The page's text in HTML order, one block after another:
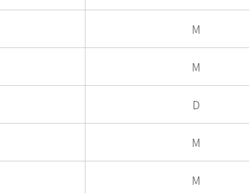
M
M
D
M
M